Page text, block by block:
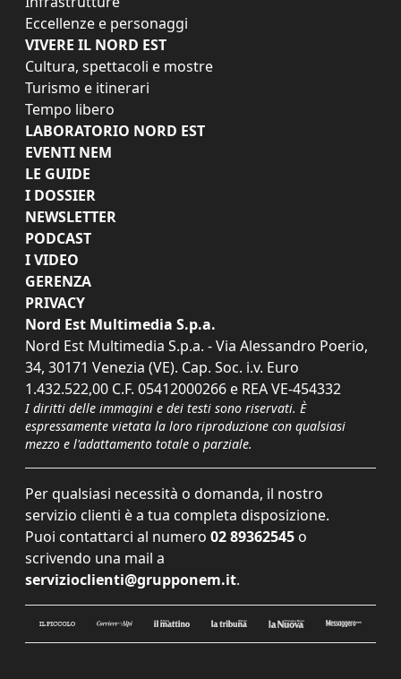
Eccellenze e personaggi
VIVERE IL NORD EST
Cultura, spettacoli e mostre
Turismo e itinerari
Tempo libero
LABORATORIO NORD EST
EVENTI NEM
LE GUIDE
I DOSSIER
NEWSLETTER
PODCAST
I VIDEO
GERENZA
PRIVACY
Nord Est Multimedia S.p.a.
Nord Est Multimedia S.p.a. - Via Alessandro Poerio,
34, 30171 Venezia (VE). Cap. Soc. i.v. Euro
1.432.522,00 C.F. 05412000266 e REA VE-454332
I diritti delle immagini e dei testi sono riservati. È
espressamente vietata la loro riproduzione con qualsiasi
mezzo e l'adattamento totale o parziale.
Per qualsiasi necessità o domanda, il nostro
servizio clienti è a tua completa disposizione.
Puoi contattarci al numero 02 89362545 o
scrivendo una mail a
servizioclienti@grupponem.it.